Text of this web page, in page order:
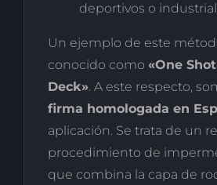
deportivos o
Un ejemplo de este
conocido como «One
Deck». A este respecto,
firma homologada en
aplicación. Se trata de un
procedimiento de
que combina la capa de